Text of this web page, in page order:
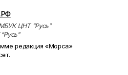
ЦНТ "Русь"
редакция «Морса»